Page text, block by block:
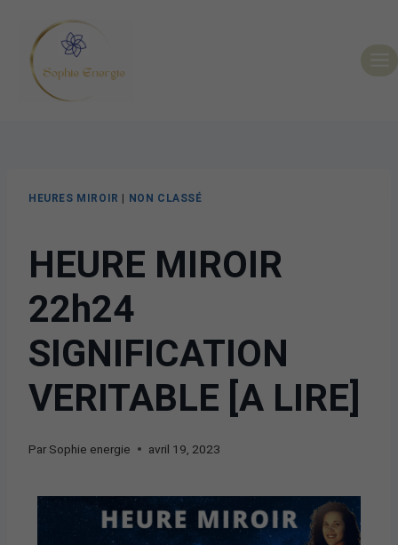
HEURES MIROIR | NON CLASSÉ
HEURE MIROIR
22h24
SIGNIFICATION
VERITABLE [A LIRE]
Par Sophie energie avril 19, 2023